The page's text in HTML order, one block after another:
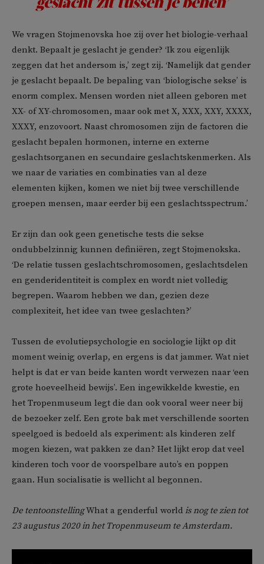
We vragen Stojmenovska hoe zij over het biologie-verhaal
denkt. Bepaalt je geslacht je gender? ‘Ik zou eigenlijk
zeggen dat het andersom is,’ zegt zij. ‘Namelijk dat gender
je geslacht bepaalt. De bepaling van ‘biologische sekse’ is
enorm complex. Mensen worden niet alleen geboren met
XX- of XY-chromosomen, maar ook met X, XXX, XXY, XXXX,
XXXY, enzovoort. Naast chromosomen zijn de factoren die
geslacht bepalen hormonen, interne en externe
geslachtsorganen en secundaire geslachtskenmerken. Als
we naar de variaties en combinaties van al deze
elementen kijken, komen we niet bij twee verschillende
groepen mensen, maar eerder bij een geslachtsspectrum.’
Er zijn dan ook geen genetische tests die sekse
ondubbelzinnig kunnen definiëren, zegt Stojmenokska.
‘De relatie tussen geslachtschromosomen, geslachtsdelen
en genderidentiteit is complex en wordt niet volledig
begrepen. Waarom hebben we dan, gezien deze
complexiteit, het idee van twee geslachten?’
Tussen de evolutiepsychologie en sociologie lijkt op dit
moment weinig overlap, en ergens is dat jammer. Wat niet
helpt is dat er van beide kanten wordt verwezen naar ‘een
grote hoeveelheid bewijs’. Een ingewikkelde kwestie, en
het Tropenmuseum legt die dan ook vooral weer neer bij
de bezoeker zelf. Een grote bak met verschillende soorten
speelgoed is bedoeld als experiment: als kinderen zelf
mogen kiezen, wat pakken ze dan? Het lijkt erop dat veel
kinderen toch voor de voorspelbare auto’s en poppen
gaan. Hun socialisatie is wellicht al begonnen.
De tentoonstellingWhat a genderful world is nog te zien tot
23 augustus 2020 in het Tropenmuseum te Amsterdam.